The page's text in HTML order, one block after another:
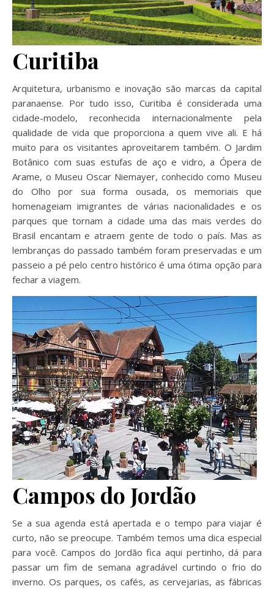
Curitiba
Arquitetura, urbanismo e inovação são marcas da capital
paranaense. Por tudo isso, Curitiba é considerada uma
cidade-modelo, reconhecida internacionalmente pela
qualidade de vida que proporciona a quem vive ali. E há
muito para os visitantes aproveitarem também. O Jardim
Botânico com suas estufas de aço e vidro, a Ópera de
Arame, o Museu Oscar Niemayer, conhecido como Museu
do Olho por sua forma ousada, os memoriais que
homenageiam imigrantes de várias nacionalidades e os
parques que tornam a cidade uma das mais verdes do
Brasil encantam e atraem gente de todo o país. Mas as
lembranças do passado também foram preservadas e um
passeio a pé pelo centro histórico é uma ótima opção para
fechar a viagem.
Campos do Jordão
Se a sua agenda está apertada e o tempo para viajar é
curto, não se preocupe. Também temos uma dica especial
para você. Campos do Jordão fica aqui pertinho, dá para
passar um fim de semana agradável curtindo o frio do
inverno. Os parques, os cafés, as cervejarias, as fábricas